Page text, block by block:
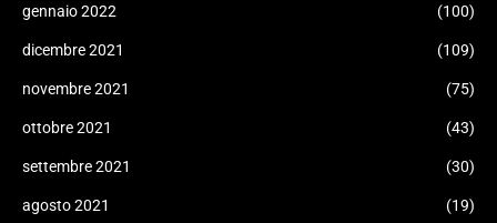
gennaio 2022 (100)
dicembre 2021 (109)
novembre 2021 (75)
ottobre 2021 (43)
settembre 2021 (30)
agosto 2021 (19)